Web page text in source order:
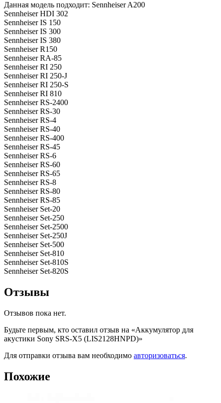
Данная модель подходит: Sennheiser A200
Sennheiser HDI 302
Sennheiser IS 150
Sennheiser IS 300
Sennheiser IS 380
Sennheiser R150
Sennheiser RA-85
Sennheiser RI 250
Sennheiser RI 250-J
Sennheiser RI 250-S
Sennheiser RI 810
Sennheiser RS-2400
Sennheiser RS-30
Sennheiser RS-4
Sennheiser RS-40
Sennheiser RS-400
Sennheiser RS-45
Sennheiser RS-6
Sennheiser RS-60
Sennheiser RS-65
Sennheiser RS-8
Sennheiser RS-80
Sennheiser RS-85
Sennheiser Set-20
Sennheiser Set-250
Sennheiser Set-2500
Sennheiser Set-250J
Sennheiser Set-500
Sennheiser Set-810
Sennheiser Set-810S
Sennheiser Set-820S
Отзывы
Отзывов пока нет.
Будьте первым, кто оставил отзыв на «Аккумулятор для
акустики Sony SRS-X5 (LIS2128HNPD)»
Для отправки отзыва вам необходимо авторизоваться.
Похожие